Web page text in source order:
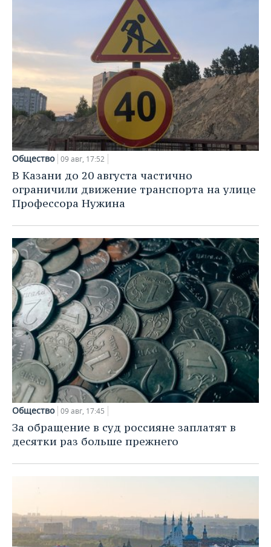
Общество 09 авг, 17:52
В Казани до 20 августа частично
ограничили движение транспорта на улице
Профессора Нужина
Общество 09 авг, 17:45
За обращение в суд россияне заплатят в
десятки раз больше прежнего